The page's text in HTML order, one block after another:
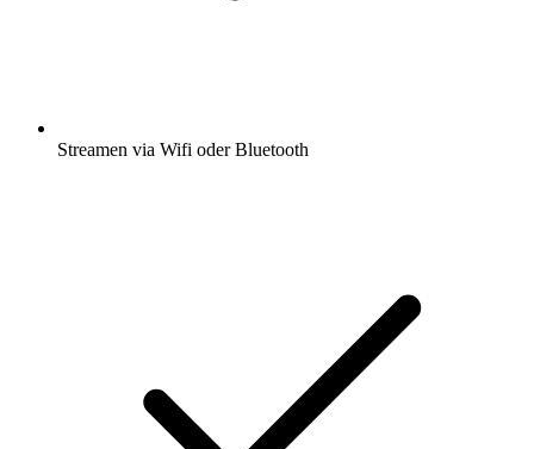
Streamen via Wifi oder Bluetooth